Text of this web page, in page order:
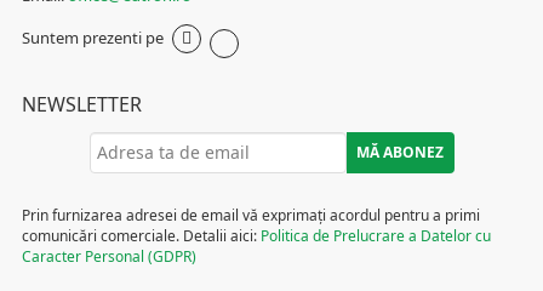
Suntem prezenti pe
NEWSLETTER
Prin furnizarea adresei de email vă exprimați acordul pentru a primi
comunicări comerciale. Detalii aici: Politica de Prelucrare a Datelor cu
Caracter Personal (GDPR)